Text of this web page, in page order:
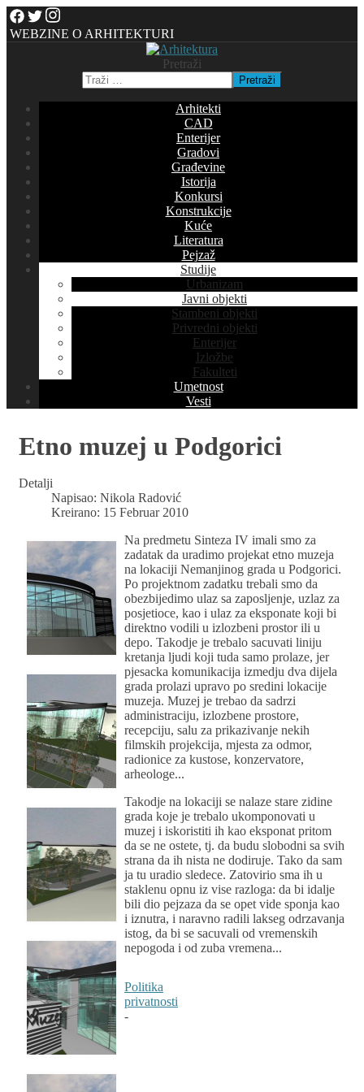
WEBZINE O ARHITEKTURI
Pretraži
Pretraži
Arhitekti
CAD
Enterijer
Gradovi
Građevine
Istorija
Konkursi
Konstrukcije
Kuće
Literatura
Pejzaž
Studije
Urbanizam
Javni objekti
Stambeni objekti
Privredni objekti
Enterijer
Izložbe
Fakulteti
Umetnost
Vesti
Etno muzej u Podgorici
Detalji
Napisao: Nikola Radović
Kreirano: 15 Februar 2010
Na predmetu Sinteza IV imali smo za
zadatak da uradimo projekat etno muzeja
na lokaciji Nemanjinog grada u Podgorici.
Po projektnom zadatku trebali smo da
obezbijedimo ulaz sa zaposljenje, uzlaz za
posjetioce, kao i ulaz za eksponate koji bi
direktno vodili u izlozbeni prostor ili u
depo. Takodje je trebalo sacuvati liniju
kretanja ljudi koji tuda samo prolaze, jer
pjesacka komunikacija izmedju dva dijela
grada prolazi upravo po sredini lokacije
muzeja. Muzej je trebao da sadrzi
administraciju, izlozbene prostore,
recepciju, salu za prikazivanje nekih
filmskih projekcija, mjesta za odmor,
radionice za kustose, konzervatore,
arheologe...
Takodje na lokaciji se nalaze stare zidine
grada koje je trebalo ukomponovati u
muzej i iskoristiti ih kao eksponat pritom
da se ne ostete, tj. da budu slobodni sa svih
strana da ih nista ne dodiruje. Tako da sam
ja tu uradio sledece. Zatovirio sma ih u
staklenu opnu iz vise razloga: da bi idalje
bili dio pejzaza da se opet vide sponja kao
i iznutra, i naravno radili lakseg odrzavanja
istog, da bi se sacuvali od vremenskih
nepogoda i od zuba vremena...
Politika
privatnosti
-